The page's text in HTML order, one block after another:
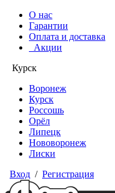
О нас
Гарантии
Оплата и доставка
Акции
Курск
Воронеж
Курск
Россошь
Орёл
Липецк
Нововоронеж
Лиски
Вход / Регистрация